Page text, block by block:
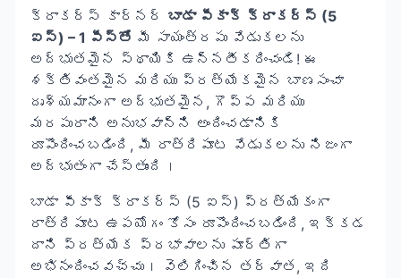
క్రాకర్స్ కార్నర్ బాడా పీకాక్ క్రాకర్స్ (5
ఐస్) – 1 పీస్తో మీ సాయంత్రపు వేడుకలను
అద్భుతమైన స్థాయికి ఉన్నతీకరించండి! ఈ
శక్తివంతమైన మరియు ప్రత్యేకమైన బాణసంచా
దృశ్యమానంగా అద్భుతమైన, గొప్ప మరియు
మరపురాని అనుభవాన్ని అందించడానికి
రూపొందించబడింది, మీ రాత్రిపూట వేడుకలను నిజంగా
అద్భుతంగా చేస్తుంది।
బాడా పీకాక్ క్రాకర్స్ (5 ఐస్) ప్రత్యేకంగా
రాత్రిపూట ఉపయోగం కోసం రూపొందించబడింది, ఇక్కడ
దాని ప్రత్యేక ప్రభావాలను పూర్తిగా
అభినందించవచ్చు। వెలిగించిన తర్వాత, ఇది